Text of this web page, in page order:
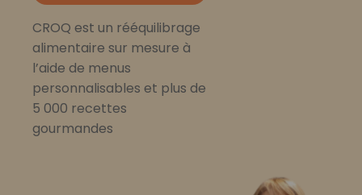
CROQ est un rééquilibrage
alimentaire sur mesure à
l’aide de menus
personnalisables et plus de
5 000 recettes
gourmandes